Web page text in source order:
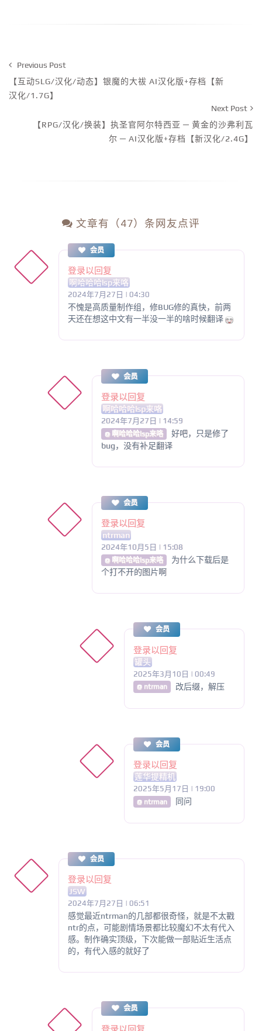
Previous Post
【互动SLG/汉化/动态】银魔的大祓 AI汉化版+存档【新
汉化/1.7G】
Next Post
【RPG/汉化/换装】执圣官阿尔特西亚 ─ 黄金的沙弗利瓦
尔 ─ AI汉化版+存档【新汉化/2.4G】
文章有（47）条网友点评
会员
登录以回复
啊哈哈哈lsp来咯
2024年7月27日 | 04:30
不愧是高质量制作组，修BUG修的真快，前两
天还在想这中文有一半没一半的啥时候翻译
会员
登录以回复
啊哈哈哈lsp来咯
2024年7月27日 | 14:59
@ 啊哈哈哈lsp来咯
好吧，只是修了
bug，没有补足翻译
会员
登录以回复
ntrman
2024年10月5日 | 15:08
@ 啊哈哈哈lsp来咯
为什么下载后是
个打不开的图片啊
会员
登录以回复
罐头
2025年3月10日 | 00:49
@ ntrman 改后缀，解压
会员
登录以回复
莲华提精机
2025年5月17日 | 19:00
@ ntrman 同问
会员
登录以回复
JSW
2024年7月27日 | 06:51
感觉最近ntrman的几部都很奇怪，就是不太戳
ntr的点，可能剧情场景都比较魔幻不太有代入
感。制作确实顶级，下次能做一部贴近生活点
的，有代入感的就好了
会员
登录以回复